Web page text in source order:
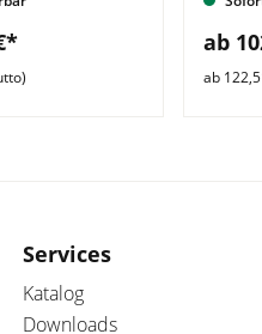
ab
ab
Services
Katalog
Downloads